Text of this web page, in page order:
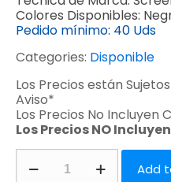
Colores Disponibles:
Pedido mínimo: 40 Uds
Categories: Disponible
Los Precios están
Aviso*
Los Precios No Incluyen
Los Precios NO
Add